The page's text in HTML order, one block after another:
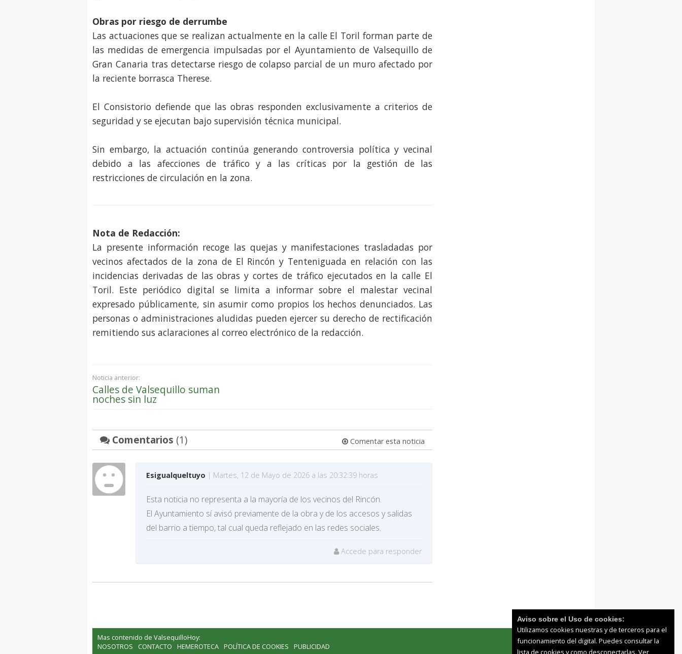
Obras por riesgo de derrumbe
Las actuaciones que se realizan actualmente en la calle El Toril forman parte de
las medidas de emergencia impulsadas por el Ayuntamiento de Valsequillo de
Gran Canaria tras detectarse riesgo de colapso parcial de un muro afectado por
la reciente borrasca Therese.
El Consistorio defiende que las obras responden exclusivamente a criterios de
seguridad y se ejecutan bajo supervisión técnica municipal.
Sin embargo, la actuación continúa generando controversia política y vecinal
debido a las afecciones de tráfico y a las críticas por la gestión de las
restricciones de circulación en la zona.
Nota de Redacción:
La presente información recoge las quejas y manifestaciones trasladadas por
vecinos afectados de la zona de El Rincón y Tenteniguada en relación con las
incidencias derivadas de las obras y cortes de tráfico ejecutados en la calle El
Toril. Este periódico digital se limita a informar sobre el malestar vecinal
expresado públicamente, sin asumir como propios los hechos denunciados. Las
personas o administraciones aludidas pueden ejercer su derecho de rectificación
remitiendo sus aclaraciones al correo electrónico de la redacción.
Noticia anterior:
Calles de Valsequillo suman
noches sin luz
Comentarios (1) Comentar esta noticia
Esigualqueltuyo | Martes, 12 de Mayo de 2026 a las 20:32:39 horas
Esta noticia no representa a la mayoría de los vecinos del Rincón.
El Ayuntamiento sí avisó previamente de la obra y de los accesos y salidas
del barrio a tiempo, tal cual queda reflejado en las redes sociales.
Accede para responder
Mas contenido de ValsequilloHoy:
NOSOTROS
CONTACTO HEMEROTECA POLÍTICA DE COOKIES PUBLICIDAD
Aviso sobre el Uso de cookies:
Utilizamos cookies nuestras y de terceros para el
funcionamiento del digital. Puedes consultar la
lista de cookies y como desconectarlas. Ver